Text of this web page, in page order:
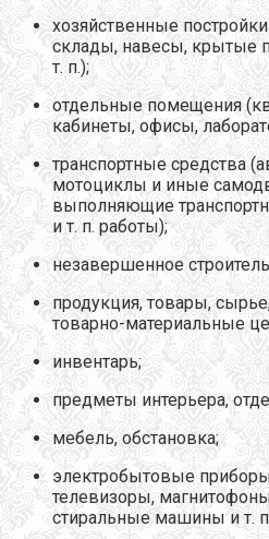
хозяйственные
склады, навесы, крытые
т. п.);
отдельные помещения
кабинеты, офисы,
транспортные средства
мотоциклы и иные
выполняющие
и т. п. работы);
незавершенное
продукция, товары,
товарно-материальные
инвентарь;
предметы интерьера,
мебель, обстановка;
электробытовые
телевизоры,
стиральные машины и т.